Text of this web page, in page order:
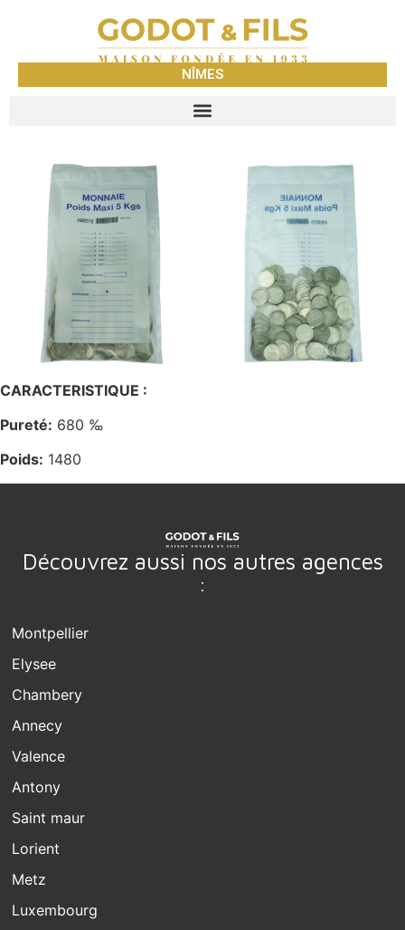
NÎMES
CARACTERISTIQUE :
Pureté: 680 ‰
Poids: 1480
Découvrez aussi nos autres agences
:
Montpellier
Elysee
Chambery
Annecy
Valence
Antony
Saint maur
Lorient
Metz
Luxembourg